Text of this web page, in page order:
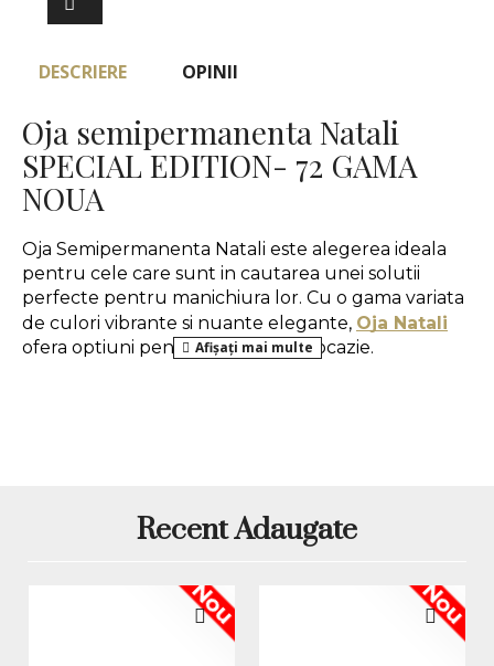
DESCRIERE OPINII
Oja semipermanenta Natali
SPECIAL EDITION- 72 GAMA
NOUA
Oja Semipermanenta Natali este alegerea ideala
pentru cele care sunt in cautarea unei solutii
perfecte pentru manichiura lor. Cu o gama variata
de culori vibrante si nuante elegante, Oja Natali
ofera optiuni pentru orice gust si ocazie.
Mod de aplicare:
unghiilor, se imping si se indeparteaza cuticulele,
apoi se utilizeaza o pila buffer pentru a indeparta
luciul natural al unghiei.
Recent Adaugate
Nou Nou